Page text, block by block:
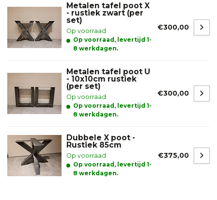
Metalen tafel poot X
- rustiek zwart (per
set)
Op voorraad
Op voorraad, levertijd 1-
8 werkdagen.
€300,00
Metalen tafel poot U
- 10x10cm rustiek
(per set)
Op voorraad
Op voorraad, levertijd 1-
8 werkdagen.
€300,00
Dubbele X poot -
Rustiek 85cm
Op voorraad
Op voorraad, levertijd 1-
8 werkdagen.
€375,00